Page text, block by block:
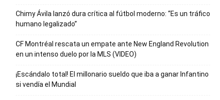
Chimy Ávila lanzó dura crítica al fútbol moderno: “Es un tráfico
humano legalizado”
CF Montréal rescata un empate ante New England Revolution
en un intenso duelo por la MLS (VIDEO)
¡Escándalo total! El millonario sueldo que iba a ganar Infantino
si vendía el Mundial